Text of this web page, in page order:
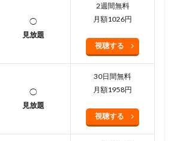
◯
見放題
2週間無料
月額1026円
視聴する
◯
見放題
30日間無料
月額1958円
視聴する